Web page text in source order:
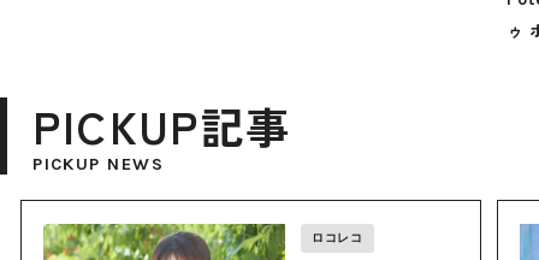
ゥ
PICKUP記事
PICKUP NEWS
ロコレコ